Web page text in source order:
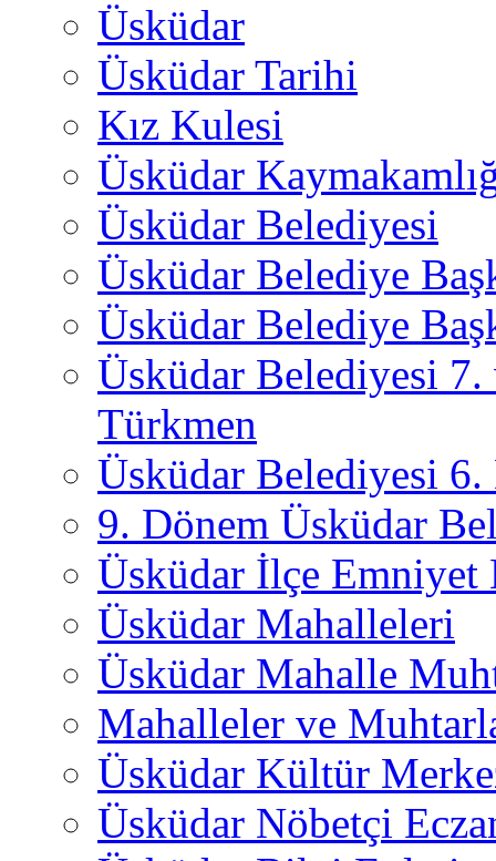
Üsküdar
Üsküdar Tarihi
Kız Kulesi
Üsküdar
Üsküdar Belediyesi
Üsküdar Belediye
Üsküdar Belediye
Üsküdar Belediyesi
Türkmen
Üsküdar Belediyesi 6.
9. Dönem Üsküdar
Üsküdar İlçe
Üsküdar Mahalleleri
Üsküdar Mahalle
Mahalleler ve
Üsküdar Kültür
Üsküdar Nöbetçi